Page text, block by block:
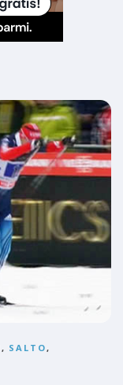
, SALTO,